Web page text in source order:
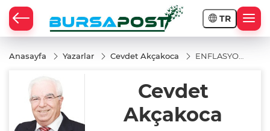
TR
Anasayfa Yazarlar Cevdet Akçakoca
ENFLASYON
Cevdet
Akçakoca